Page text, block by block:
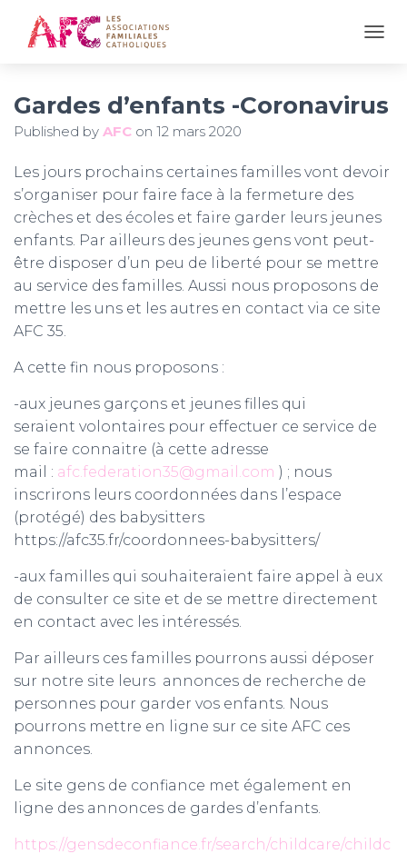
Gardes d’enfants -Coronavirus
Published by AFC on 12 mars 2020
Les jours prochains certaines familles vont devoir
s’organiser pour faire face à la fermeture des
crèches et des écoles et faire garder leurs jeunes
enfants. Par ailleurs des jeunes gens vont peut-
être disposer d’un peu de liberté pour se mettre
au service des familles. Aussi nous proposons de
mettre les uns et les autres en contact via ce site
AFC 35.
A cette fin nous proposons :
-aux jeunes garçons et jeunes filles qui
seraient volontaires pour effectuer ce service de
se faire connaitre (à cette adresse
mail : afc.federation35@gmail.com ) ; nous
inscrirons leurs coordonnées dans l’espace
(protégé) des babysitters
https://afc35.fr/coordonnees-babysitters/
-aux familles qui souhaiteraient faire appel à eux
de consulter ce site et de se mettre directement
en contact avec les intéressés.
Par ailleurs ces familles pourrons aussi déposer
sur notre site leurs annonces de recherche de
personnes pour garder vos enfants. Nous
pourrons mettre en ligne sur ce site AFC ces
annonces.
Le site gens de confiance met également en
ligne des annonces de gardes d’enfants.
https://gensdeconfiance.fr/search/childcare/childc